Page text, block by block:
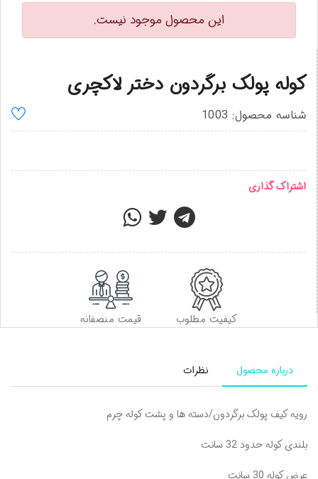
این محصول موجود نیست.
کوله پولک برگردون دختر لاکچری
شناسه محصول: 1003
اشتراک گذاری
قیمت منصفانه کیفیت مطلوب
درباره محصول نظرات
رویه کیف پولک برگردون/دسته ها و پشت کوله چرم
بلندی کوله حدود 32 سانت
عرض کوله 30 سانت